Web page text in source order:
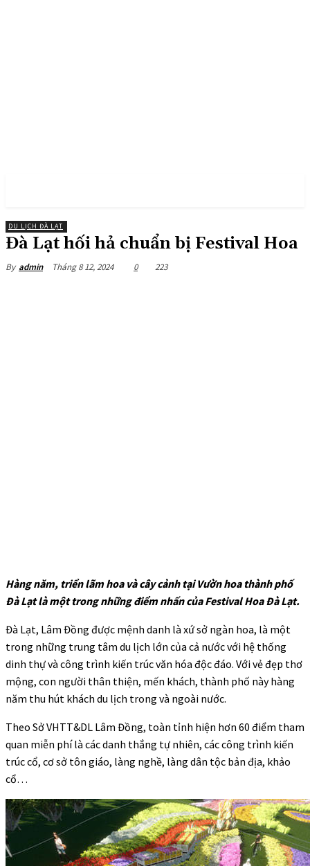
DU LỊCH ĐÀ LẠT
Đà Lạt hối hả chuẩn bị Festival Hoa
By admin Tháng 8 12, 2024 0 223
Hàng năm, triển lãm hoa và cây cảnh tại Vườn hoa thành phố
Đà Lạt là một trong những điểm nhấn của Festival Hoa Đà Lạt.
Đà Lạt, Lâm Đồng được mệnh danh là xứ sở ngàn hoa, là một
trong những trung tâm du lịch lớn của cả nước với hệ thống
dinh thự và công trình kiến trúc văn hóa độc đáo. Với vẻ đẹp thơ
mộng, con người thân thiện, mến khách, thành phố này hàng
năm thu hút khách du lịch trong và ngoài nước.
Theo Sở VHTT&DL Lâm Đồng, toàn tỉnh hiện hơn 60 điểm tham
quan miễn phí là các danh thắng tự nhiên, các công trình kiến
trúc cổ, cơ sở tôn giáo, làng nghề, làng dân tộc bản địa, khảo
cổ…